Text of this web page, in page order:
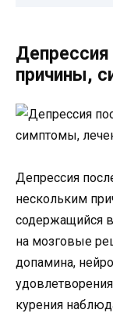
Депрессия
причины,
Депрессия
нескольким
содержащийся
на мозговые
допамина,
курения